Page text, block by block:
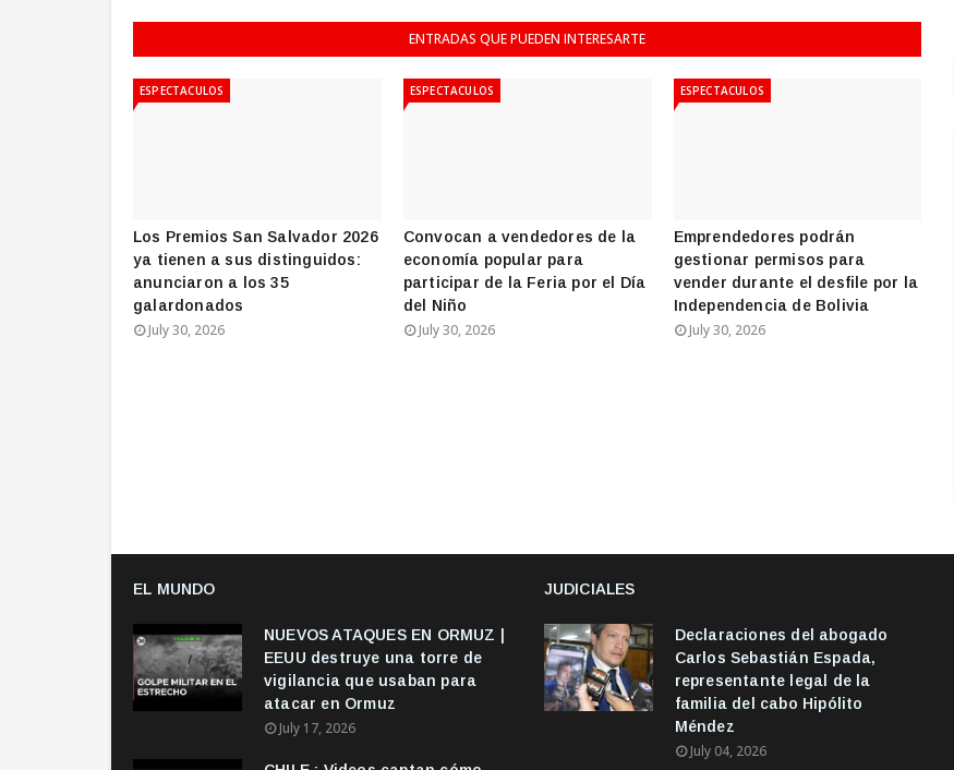
ENTRADAS QUE PUEDEN INTERESARTE
ESPECTACULOS
Los Premios San Salvador 2026
ya tienen a sus distinguidos:
anunciaron a los 35
galardonados
July 30, 2026
ESPECTACULOS
Convocan a vendedores de la
economía popular para
participar de la Feria por el Día
del Niño
July 30, 2026
ESPECTACULOS
Emprendedores podrán
gestionar permisos para
vender durante el desfile por la
Independencia de Bolivia
July 30, 2026
EL MUNDO
NUEVOS ATAQUES EN ORMUZ |
EEUU destruye una torre de
vigilancia que usaban para
atacar en Ormuz
July 17, 2026
JUDICIALES
Declaraciones del abogado
Carlos Sebastián Espada,
representante legal de la
familia del cabo Hipólito
Méndez
July 04, 2026